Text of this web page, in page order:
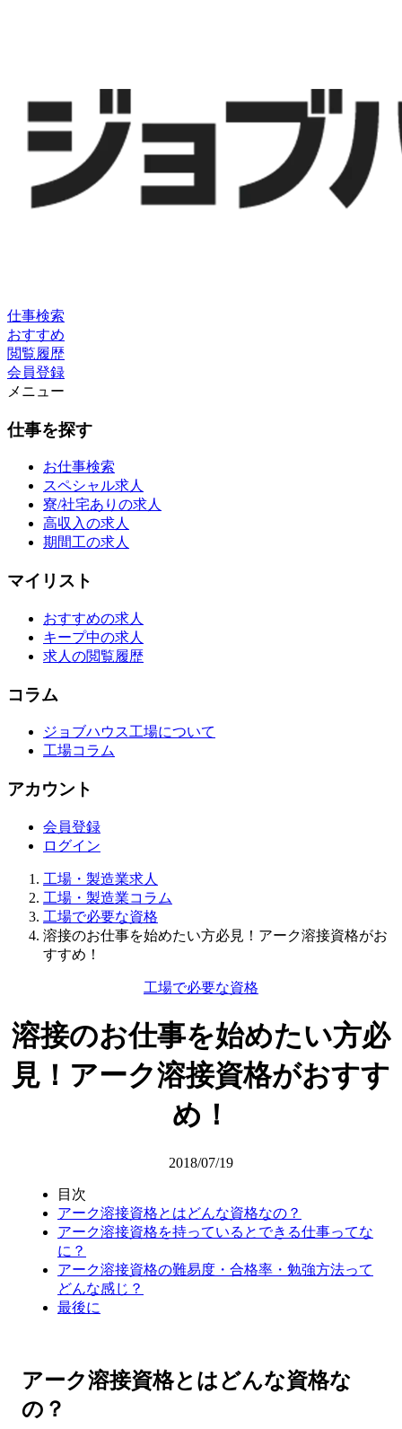
仕事検索
おすすめ
閲覧履歴
会員登録
メニュー
仕事を探す
お仕事検索
スペシャル求人
寮/社宅ありの求人
高収入の求人
期間工の求人
マイリスト
おすすめの求人
キープ中の求人
求人の閲覧履歴
コラム
ジョブハウス工場について
工場コラム
アカウント
会員登録
ログイン
工場・製造業求人
工場・製造業コラム
工場で必要な資格
溶接のお仕事を始めたい方必見！アーク溶接資格がお
すすめ！
工場で必要な資格
溶接のお仕事を始めたい方必
見！アーク溶接資格がおすす
め！
2018/07/19
目次
アーク溶接資格とはどんな資格なの？
アーク溶接資格を持っているとできる仕事ってな
に？
アーク溶接資格の難易度・合格率・勉強方法って
どんな感じ？
最後に
アーク溶接資格とはどんな資格な
の？